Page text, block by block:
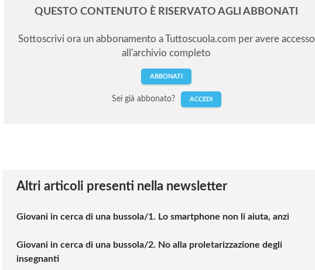
QUESTO CONTENUTO È RISERVATO AGLI ABBONATI
Sottoscrivi ora un abbonamento a Tuttoscuola.com per avere accesso
all'archivio completo
ABBONATI
Sei già abbonato? ACCEDI
Altri articoli presenti nella newsletter
Giovani in cerca di una bussola/1. Lo smartphone non li aiuta, anzi
Giovani in cerca di una bussola/2. No alla proletarizzazione degli
insegnanti